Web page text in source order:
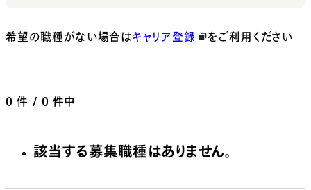
希望の職種がない場合はキャリア登録 をご利用ください
0 件 / 0 件中
該当する募集職種はありません。